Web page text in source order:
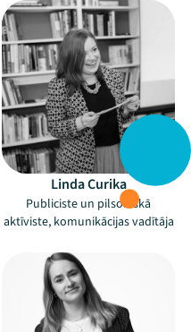
Linda Curika
Publiciste un pilsoniskā
aktīviste, komunikācijas vadītāja